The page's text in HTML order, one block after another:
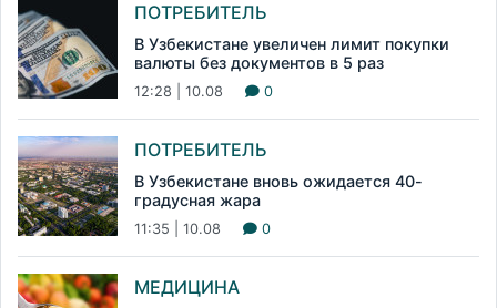
ПОТРЕБИТЕЛЬ
В Узбекистане увеличен лимит покупки
валюты без документов в 5 раз
12:28 | 10.08 0
ПОТРЕБИТЕЛЬ
В Узбекистане вновь ожидается 40-
градусная жара
11:35 | 10.08 0
МЕДИЦИНА